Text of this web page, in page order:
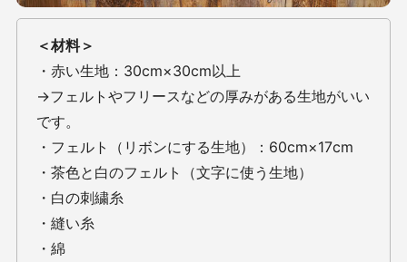
＜材料＞
・赤い生地：30cm×30cm以上
→フェルトやフリースなどの厚みがある生地がいい
です。
・フェルト（リボンにする生地）：60cm×17cm
・茶色と白のフェルト（文字に使う生地）
・白の刺繍糸
・縫い糸
・綿